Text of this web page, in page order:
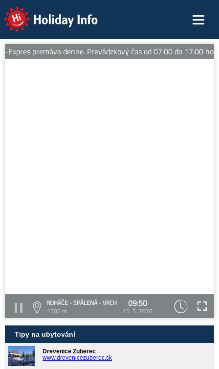
Holiday Info
premáva denne. Prevádzkový čas od 07:00 do 17:00
ROHÁČE - SPÁLENÁ - VRCH
1505 m
09:50
15. 5. 2026
Tipy na ubytování
Drevenice Zuberec
www.drevenicezuberec.sk